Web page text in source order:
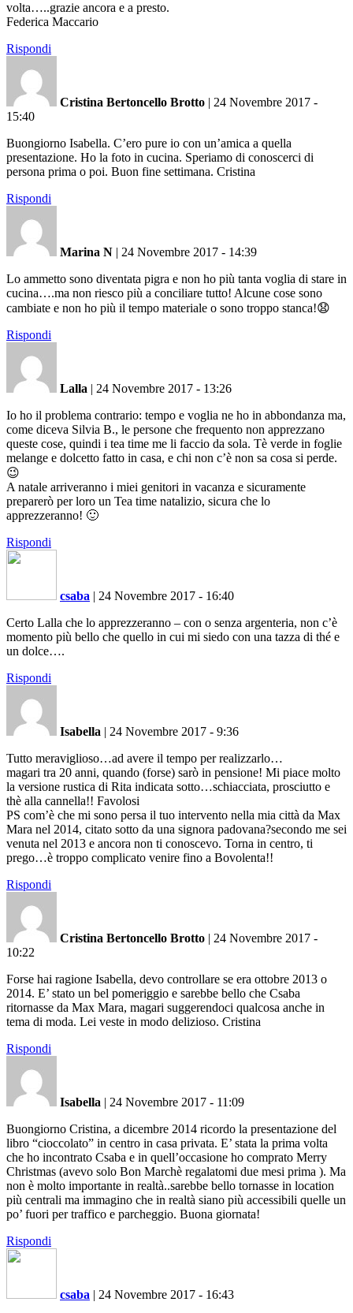
volta…..grazie ancora e a presto.
Federica Maccario
Rispondi
Cristina Bertoncello Brotto | 24 Novembre 2017 -
15:40
Buongiorno Isabella. C’ero pure io con un’amica a quella
presentazione. Ho la foto in cucina. Speriamo di conoscerci di
persona prima o poi. Buon fine settimana. Cristina
Rispondi
Marina N | 24 Novembre 2017 - 14:39
Lo ammetto sono diventata pigra e non ho più tanta voglia di stare in
cucina….ma non riesco più a conciliare tutto! Alcune cose sono
cambiate e non ho più il tempo materiale o sono troppo stanca!😧
Rispondi
Lalla | 24 Novembre 2017 - 13:26
Io ho il problema contrario: tempo e voglia ne ho in abbondanza ma,
come diceva Silvia B., le persone che frequento non apprezzano
queste cose, quindi i tea time me li faccio da sola. Tè verde in foglie
melange e dolcetto fatto in casa, e chi non c’è non sa cosa si perde.
😉
A natale arriveranno i miei genitori in vacanza e sicuramente
preparerò per loro un Tea time natalizio, sicura che lo
apprezzeranno! 🙂
Rispondi
csaba | 24 Novembre 2017 - 16:40
Certo Lalla che lo apprezzeranno – con o senza argenteria, non c’è
momento più bello che quello in cui mi siedo con una tazza di thé e
un dolce….
Rispondi
Isabella | 24 Novembre 2017 - 9:36
Tutto meraviglioso…ad avere il tempo per realizzarlo…
magari tra 20 anni, quando (forse) sarò in pensione! Mi piace molto
la versione rustica di Rita indicata sotto…schiacciata, prosciutto e
thè alla cannella!! Favolosi
PS com’è che mi sono persa il tuo intervento nella mia città da Max
Mara nel 2014, citato sotto da una signora padovana?secondo me sei
venuta nel 2013 e ancora non ti conoscevo. Torna in centro, ti
prego…è troppo complicato venire fino a Bovolenta!!
Rispondi
Cristina Bertoncello Brotto | 24 Novembre 2017 -
10:22
Forse hai ragione Isabella, devo controllare se era ottobre 2013 o
2014. E’ stato un bel pomeriggio e sarebbe bello che Csaba
ritornasse da Max Mara, magari suggerendoci qualcosa anche in
tema di moda. Lei veste in modo delizioso. Cristina
Rispondi
Isabella | 24 Novembre 2017 - 11:09
Buongiorno Cristina, a dicembre 2014 ricordo la presentazione del
libro “cioccolato” in centro in casa privata. E’ stata la prima volta
che ho incontrato Csaba e in quell’occasione ho comprato Merry
Christmas (avevo solo Bon Marchè regalatomi due mesi prima ). Ma
non è molto importante in realtà..sarebbe bello tornasse in location
più centrali ma immagino che in realtà siano più accessibili quelle un
po’ fuori per traffico e parcheggio. Buona giornata!
Rispondi
csaba | 24 Novembre 2017 - 16:43